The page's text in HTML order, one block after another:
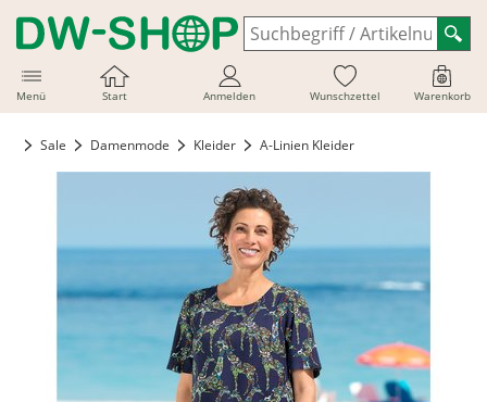
Menü Start Anmelden Wunschzettel Warenkorb
Sale Damenmode Kleider A-Linien Kleider